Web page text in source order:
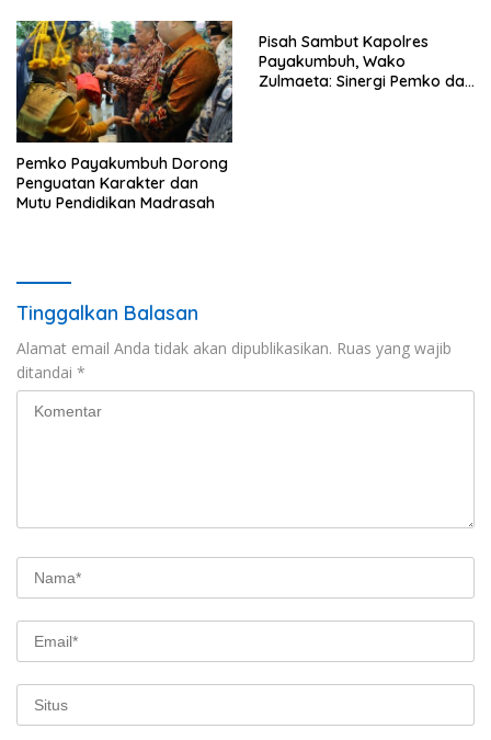
Pemko Payakumbuh Dorong
Penguatan Karakter dan
Mutu Pendidikan Madrasah
Pisah Sambut Kapolres
Payakumbuh, Wako
Zulmaeta: Sinergi Pemko dan
Tinggalkan Balasan
Alamat email Anda tidak akan dipublikasikan. Ruas yang wajib
ditandai *